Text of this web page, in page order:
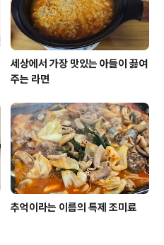
세상에서 가장 맛있는 아들이 끓여
주는 라면
추억이라는 이름의 특제 조미료